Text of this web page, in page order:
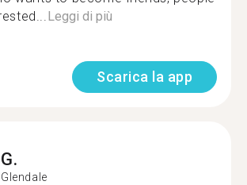
Leggi di più
Scarica la app
G.
Glendale